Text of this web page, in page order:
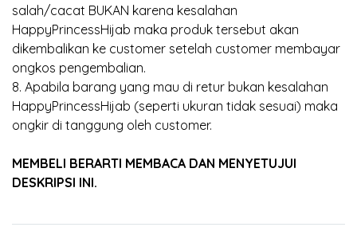
salah/cacat BUKAN karena kesalahan
HappyPrincessHijab maka produk tersebut akan
dikembalikan ke customer setelah customer membayar
ongkos pengembalian.
8. Apabila barang yang mau di retur bukan kesalahan
HappyPrincessHijab (seperti ukuran tidak sesuai) maka
ongkir di tanggung oleh customer.
MEMBELI BERARTI MEMBACA DAN MENYETUJUI
DESKRIPSI INI.